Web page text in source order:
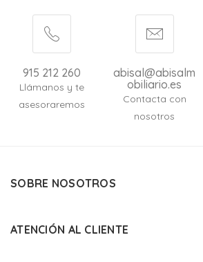
915 212 260
Llámanos y te
asesoraremos
abisal@abisalm
obiliario.es
Contacta con
nosotros
SOBRE NOSOTROS
ATENCIÓN AL CLIENTE